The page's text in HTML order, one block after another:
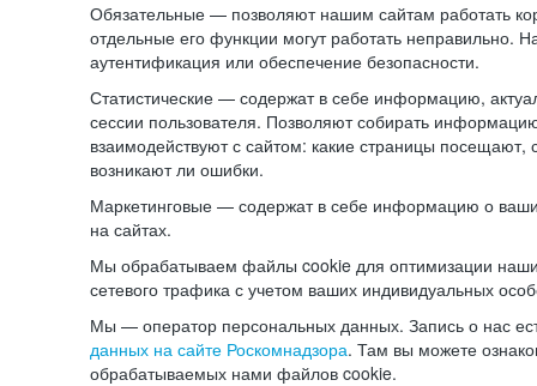
Обязательные — позволяют нашим сайтам работать
отдельные его функции могут работать неправильно.
аутентификация или обеспечение безопасности.
Статистические — содержат в себе информацию,
сессии пользователя. Позволяют собирать
взаимодействуют с сайтом: какие страницы посещают,
возникают ли ошибки.
Маркетинговые — содержат в себе информацию о
на сайтах.
Мы обрабатываем файлы cookie для оптимизации
сетевого трафика с учетом ваших индивидуальных
Мы — оператор персональных данных. Запись о нас
данных на сайте Роскомнадзора. Там вы можете
обрабатываемых нами файлов cookie.